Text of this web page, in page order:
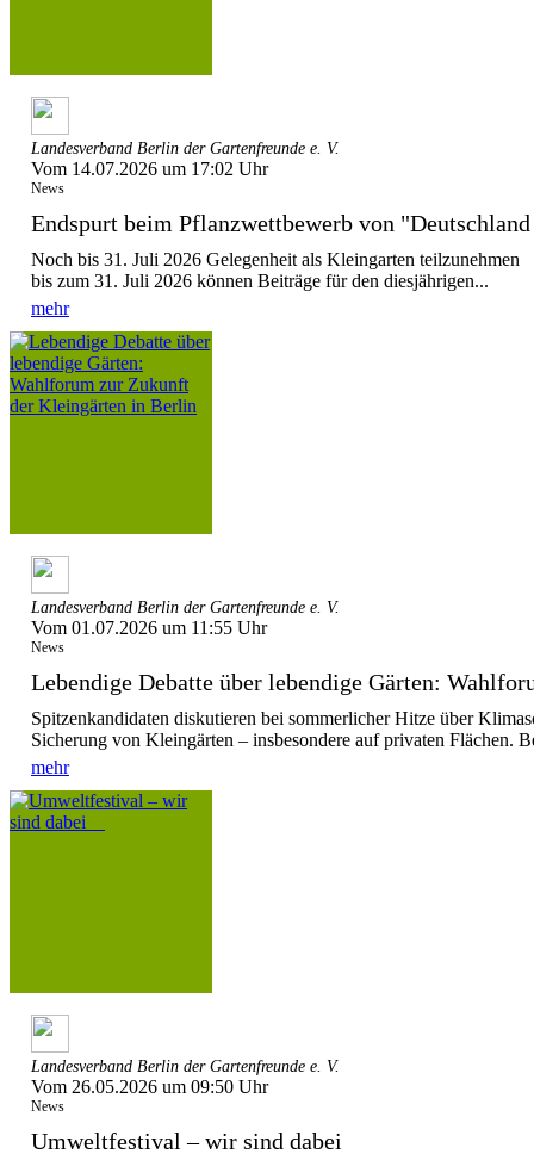
Landesverband Berlin der Gartenfreunde e. V.
Vom 14.07.2026 um 17:02 Uhr
News
Endspurt beim Pflanzwettbewerb von
Noch bis 31. Juli 2026 Gelegenheit als Kleingarten
bis zum 31. Juli 2026 können Beiträge für den diesjährigen...
mehr
Landesverband Berlin der Gartenfreunde e. V.
Vom 01.07.2026 um 11:55 Uhr
News
Lebendige Debatte über lebendige Gärten:
Spitzenkandidaten diskutieren bei sommerlicher Hitze über
Sicherung von Kleingärten – insbesondere auf privaten Flächen.
mehr
Landesverband Berlin der Gartenfreunde e. V.
Vom 26.05.2026 um 09:50 Uhr
News
Umweltfestival – wir sind dabei